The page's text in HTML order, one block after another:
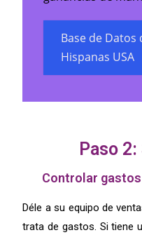
Base de Datos
Hispanas USA
Paso
Controlar
Déle a su equipo de
trata de gastos. Si tiene